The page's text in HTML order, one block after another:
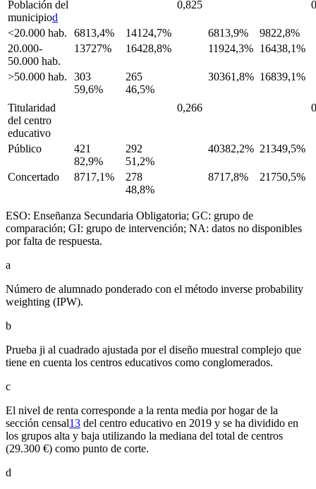
Población del
municipiod
0,825
<20.000 hab. 6813,4% 14124,7% 6813,9%
9822,8%
20.000-
50.000 hab.
13727% 16428,8% 11924,3% 16438,1%
>50.000 hab.
303
59,6%
265
46,5%
30361,8% 16839,1%
Titularidad
del centro
educativo
0,266
Público
421
82,9%
292
51,2%
40382,2% 21349,5%
Concertado 8717,1%
278
48,8%
8717,8% 21750,5%
ESO: Enseñanza Secundaria Obligatoria; GC: grupo de
comparación; GI: grupo de intervención; NA: datos no disponibles
por falta de respuesta.
a
Número de alumnado ponderado con el método inverse probability
weighting (IPW).
b
Prueba ji al cuadrado ajustada por el diseño muestral complejo que
tiene en cuenta los centros educativos como conglomerados.
c
El nivel de renta corresponde a la renta media por hogar de la
sección censal13 del centro educativo en 2019 y se ha dividido en
los grupos alta y baja utilizando la mediana del total de centros
(29.300 €) como punto de corte.
d